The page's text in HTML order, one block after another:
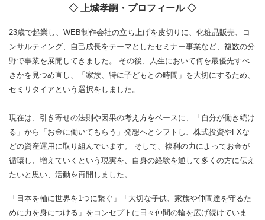
◇ 上城孝嗣・プロフィール ◇
23歳で起業し、WEB制作会社の立ち上げを皮切りに、化粧品販売、コ
ンサルティング、自己成長をテーマとしたセミナー事業など、複数の分
野で事業を展開してきました。 その後、人生において何を最優先すべ
きかを見つめ直し、「家族、特に子どもとの時間」を大切にするため、
セミリタイアという選択をしました。
現在は、引き寄せの法則や因果の考え方をベースに、「自分が働き続け
る」から「お金に働いてもらう」発想へとシフトし、株式投資やFXな
どの資産運用に取り組んでいます。 そして、複利の力によってお金が
循環し、増えていくという現実を、自身の経験を通して多くの方に伝え
たいと思い、活動を再開しました。
「日本を軸に世界を1つに繋ぐ」「大切な子供、家族や仲間達を守るた
めに力を身につける」をコンセプトに日々仲間の輪を広げ続けていま